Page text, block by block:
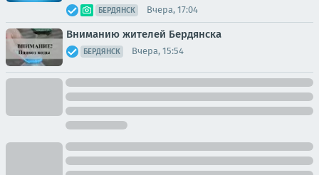
БЕРДЯНСК Вчера, 17:04
Вниманию жителей Бердянска
БЕРДЯНСК Вчера, 15:54